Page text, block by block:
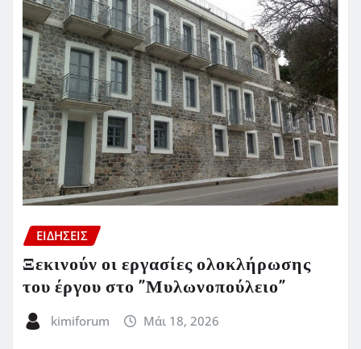
ΕΙΔΗΣΕΙΣ
Ξεκινούν οι εργασίες ολοκλήρωσης
του έργου στο ”Μυλωνοπούλειο”
kimiforum Μάι 18, 2026